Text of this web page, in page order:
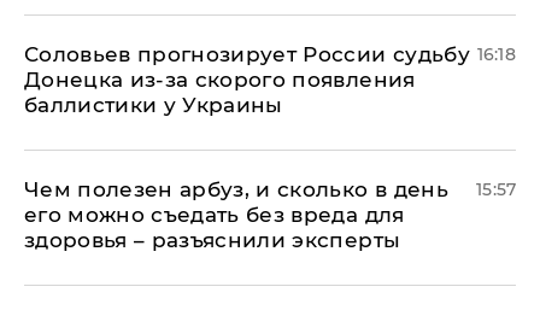
Соловьев прогнозирует России судьбу
Донецка из-за скорого появления
баллистики у Украины
16:18
Чем полезен арбуз, и сколько в день
его можно съедать без вреда для
здоровья – разъяснили эксперты
15:57